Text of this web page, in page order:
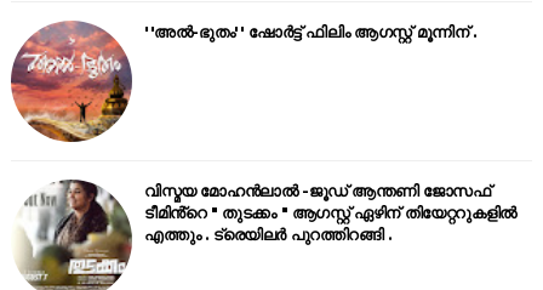
''അൽ-ഭുതം'' ഷോർട്ട് ഫിലിം ആഗസ്റ്റ് മൂന്നിന് .
വിസ്മയ മോഹൻലാൽ -ജൂഡ് ആന്തണി ജോസഫ്
ടീമിൻ്റെ " തുടക്കം " ആഗസ്റ്റ് ഏഴിന് തിയേറ്ററുകളിൽ
എത്തും . ട്രെയിലർ പുറത്തിറങ്ങി .